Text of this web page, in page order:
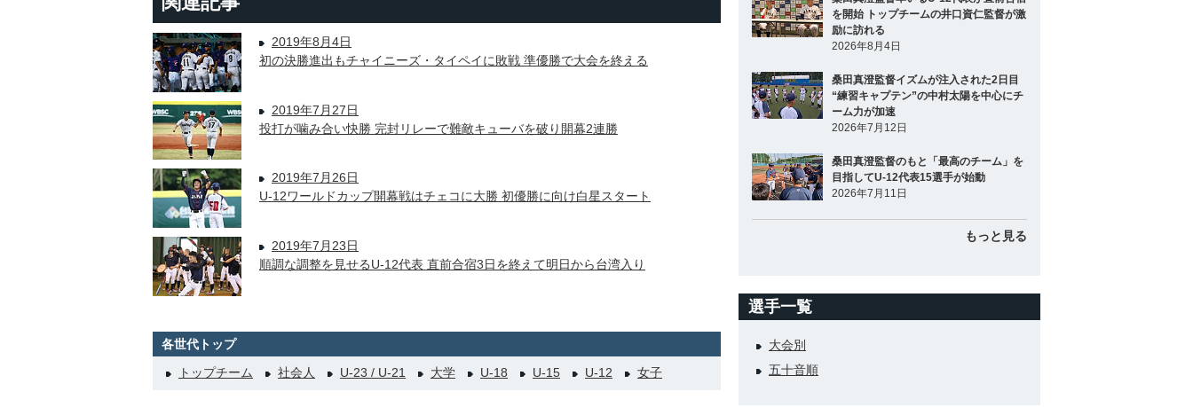
2019年8月4日
初の決勝進出もチャイニーズ・タイペイに敗戦 準優勝で大会を終える
2019年7月27日
投打が噛み合い快勝 完封リレーで難敵キューバを破り開幕2連勝
2019年7月26日
U-12ワールドカップ開幕戦はチェコに大勝 初優勝に向け白星スタート
2019年7月23日
順調な調整を見せるU-12代表 直前合宿3日を終えて明日から台湾入り
各世代トップ
トップチーム
社会人 U-23 / U-21 大学 U-18 U-15 U-12 女子
を開始 トップチームの井口資仁監督が激
励に訪れる
2026年8月4日
桑田真澄監督イズムが注入された2日目
“練習キャプテン”の中村太陽を中心にチ
ーム力が加速
2026年7月12日
桑田真澄監督のもと「最高のチーム」を
目指してU-12代表15選手が始動
2026年7月11日
もっと見る
選手一覧
大会別
五十音順